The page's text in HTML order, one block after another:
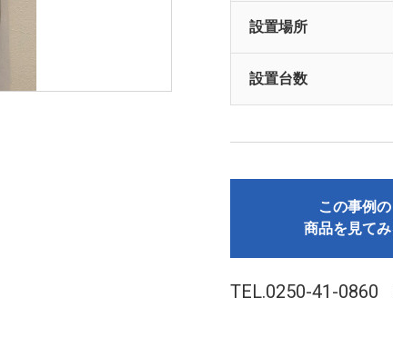
設置場所
設置台数
この事例の
商品を見てみ
TEL.0250-41-0860